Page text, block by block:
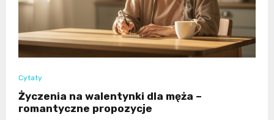
Cytaty
Życzenia na walentynki dla męża –
romantyczne propozycje